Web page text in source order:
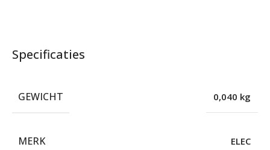
Specificaties
GEWICHT 0,040 kg
MERK ELEC